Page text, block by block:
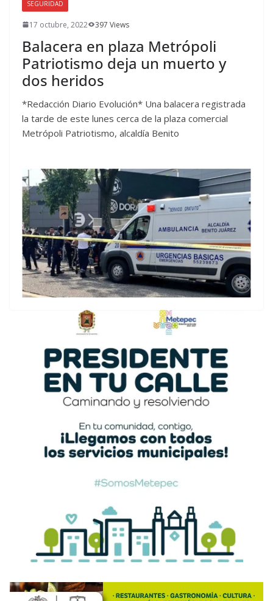
SEGURIDAD
17 octubre, 2022 397 Views
Balacera en plaza Metrópoli
Patriotismo deja un muerto y
dos heridos
*Redacción Diario Evolución* Una balacera registrada
la tarde de este lunes cerca de la plaza comercial
Metrópoli Patriotismo, alcaldía Benito